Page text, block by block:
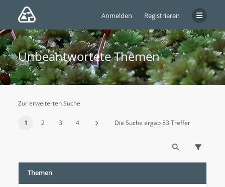
Anmelden Registrieren
Unbeantwortete Themen
Zur erweiterten Suche
1 2 3 4 Die Suche ergab 83 Treffer
Themen